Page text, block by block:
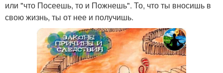
или "что Посеешь, то и Пожнешь". То, что ты вносишь в
свою жизнь, ты от нее и получишь.